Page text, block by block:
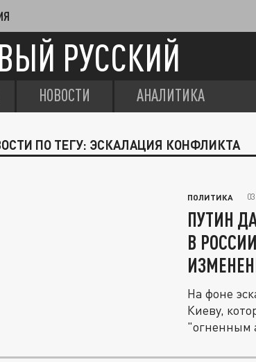
РУССКИЙ
НОВОСТИ АНАЛИТИКА
ПО ТЕГУ: ЭСКАЛАЦИЯ КОНФЛИКТА
ПОЛИТИКА
ПУТИН
В
На фоне
Киеву,
"огненным